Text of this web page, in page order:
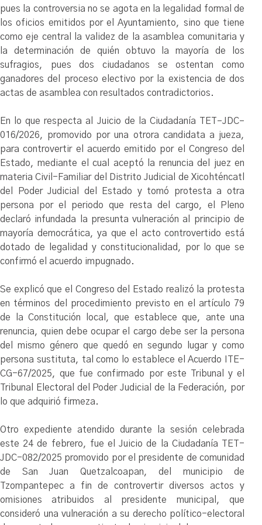
pues la controversia no se agota en la legalidad formal de
los oficios emitidos por el Ayuntamiento, sino que tiene
como eje central la validez de la asamblea comunitaria y
la determinación de quién obtuvo la mayoría de los
sufragios, pues dos ciudadanos se ostentan como
ganadores del proceso electivo por la existencia de dos
actas de asamblea con resultados contradictorios.
En lo que respecta al Juicio de la Ciudadanía TET–JDC–
016/2026, promovido por una otrora candidata a jueza,
para controvertir el acuerdo emitido por el Congreso del
Estado, mediante el cual aceptó la renuncia del juez en
materia Civil-Familiar del Distrito Judicial de Xicohténcatl
del Poder Judicial del Estado y tomó protesta a otra
persona por el periodo que resta del cargo, el Pleno
declaró infundada la presunta vulneración al principio de
mayoría democrática, ya que el acto controvertido está
dotado de legalidad y constitucionalidad, por lo que se
confirmó el acuerdo impugnado.
Se explicó que el Congreso del Estado realizó la protesta
en términos del procedimiento previsto en el artículo 79
de la Constitución local, que establece que, ante una
renuncia, quien debe ocupar el cargo debe ser la persona
del mismo género que quedó en segundo lugar y como
persona sustituta, tal como lo establece el Acuerdo ITE-
CG-67/2025, que fue confirmado por este Tribunal y el
Tribunal Electoral del Poder Judicial de la Federación, por
lo que adquirió firmeza.
Otro expediente atendido durante la sesión celebrada
este 24 de febrero, fue el Juicio de la Ciudadanía TET-
JDC-082/2025 promovido por el presidente de comunidad
de San Juan Quetzalcoapan, del municipio de
Tzompantepec a fin de controvertir diversos actos y
omisiones atribuidos al presidente municipal, que
consideró una vulneración a su derecho político-electoral